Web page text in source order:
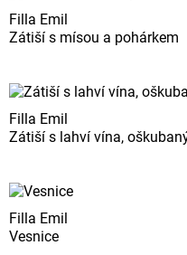
Filla Emil
Zátiší s mísou a pohárkem
Filla Emil
Zátiší s lahví vína,
Filla Emil
Vesnice